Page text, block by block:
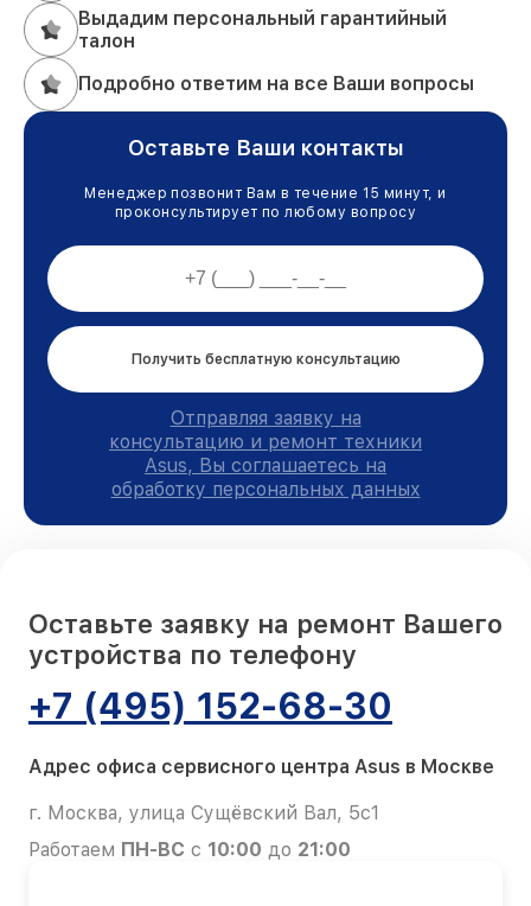
Выдадим персональный гарантийный
талон
Подробно ответим на все Ваши вопросы
Оставьте Ваши контакты
Менеджер позвонит Вам в течение 15 минут, и
проконсультирует по любому вопросу
Получить бесплатную консультацию
Отправляя заявку на
консультацию и ремонт техники
Asus, Вы соглашаетесь на
обработку персональных данных
Оставьте заявку на ремонт Вашего
устройства по телефону
+7 (495) 152-68-30
Адрес офиса сервисного центра Asus в Москве
г. Москва, улица Сущёвский Вал, 5с1
Работаем ПН-ВС с 10:00 до 21:00